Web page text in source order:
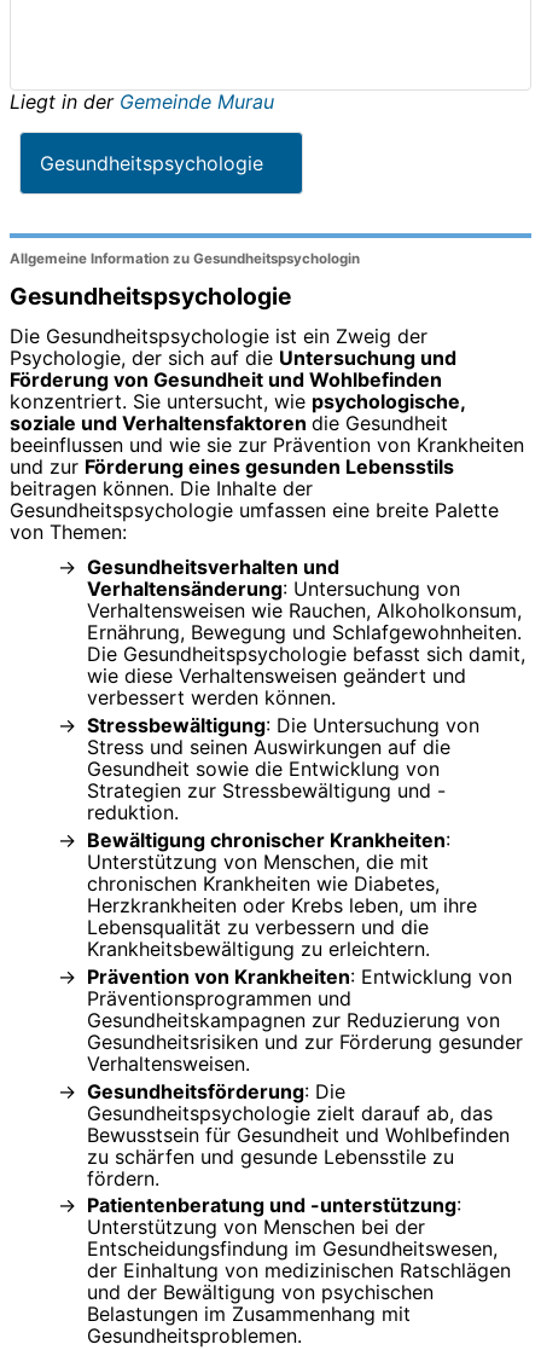
Liegt in der Gemeinde Murau
Gesundheitspsychologie
Allgemeine Information zu Gesundheitspsychologin
Gesundheitspsychologie
Die Gesundheitspsychologie ist ein Zweig der
Psychologie, der sich auf die Untersuchung und
Förderung von Gesundheit und Wohlbefinden
konzentriert. Sie untersucht, wie psychologische,
soziale und Verhaltensfaktoren die Gesundheit
beeinflussen und wie sie zur Prävention von Krankheiten
und zur Förderung eines gesunden Lebensstils
beitragen können. Die Inhalte der
Gesundheitspsychologie umfassen eine breite Palette
von Themen:
Gesundheitsverhalten und
Verhaltensänderung: Untersuchung von
Verhaltensweisen wie Rauchen, Alkoholkonsum,
Ernährung, Bewegung und Schlafgewohnheiten.
Die Gesundheitspsychologie befasst sich damit,
wie diese Verhaltensweisen geändert und
verbessert werden können.
Stressbewältigung: Die Untersuchung von
Stress und seinen Auswirkungen auf die
Gesundheit sowie die Entwicklung von
Strategien zur Stressbewältigung und -
reduktion.
Bewältigung chronischer Krankheiten:
Unterstützung von Menschen, die mit
chronischen Krankheiten wie Diabetes,
Herzkrankheiten oder Krebs leben, um ihre
Lebensqualität zu verbessern und die
Krankheitsbewältigung zu erleichtern.
Prävention von Krankheiten: Entwicklung von
Präventionsprogrammen und
Gesundheitskampagnen zur Reduzierung von
Gesundheitsrisiken und zur Förderung gesunder
Verhaltensweisen.
Gesundheitsförderung: Die
Gesundheitspsychologie zielt darauf ab, das
Bewusstsein für Gesundheit und Wohlbefinden
zu schärfen und gesunde Lebensstile zu
fördern.
Patientenberatung und -unterstützung:
Unterstützung von Menschen bei der
Entscheidungsfindung im Gesundheitswesen,
der Einhaltung von medizinischen Ratschlägen
und der Bewältigung von psychischen
Belastungen im Zusammenhang mit
Gesundheitsproblemen.